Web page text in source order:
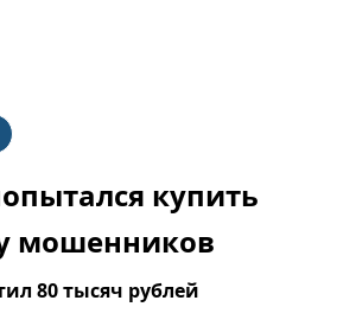
купить
мошенников
80 тысяч рублей